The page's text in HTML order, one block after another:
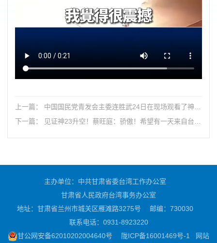
上一篇： 中国国民党青发会主委连胜武24日在现场观看了神舟
二十三号载人飞船发射。他希望，有一天台湾同胞会跟大陆同
胞一起登上中国航天器
下一篇： 见证神23升空！蔡旺庭：骄傲！希望有一天来自台湾
主办单位：中共甘肃省委台湾工作办公室
甘肃省人民政府台湾事务办公室
地址：甘肃省兰州市城关区雁滩路3275号
邮编：730030
联系电话：0931-8923220
甘公网安备62010202004640号
陇ICP备16001469号-1 网站